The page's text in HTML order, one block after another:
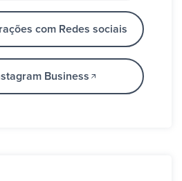
com Redes sociais
Business